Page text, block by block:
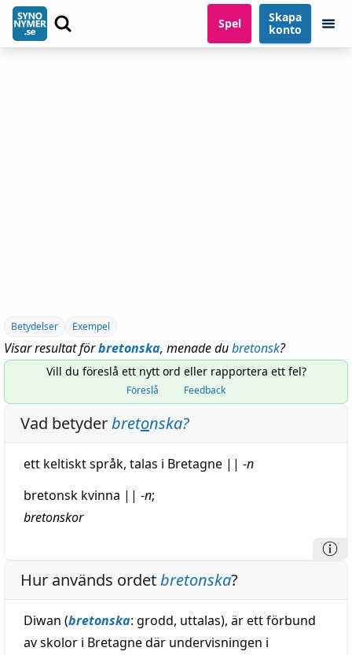
Spel
Skapa
konto
Betydelser Exempel
Visar resultat förbretonska, menade dubretonsk?
Vill du föreslå ett nytt ord eller rapportera ett fel?
Föreslå Feedback
Vad betyderbretonska?
ett keltisktspråk, talas i Bretagne || -n
bretonsk kvinna || -n;
bretonskor
Hur används ordetbretonska?
Diwan (bretonska: grodd, uttalas), är ett förbund
av skolor i Bretagne där undervisningen i